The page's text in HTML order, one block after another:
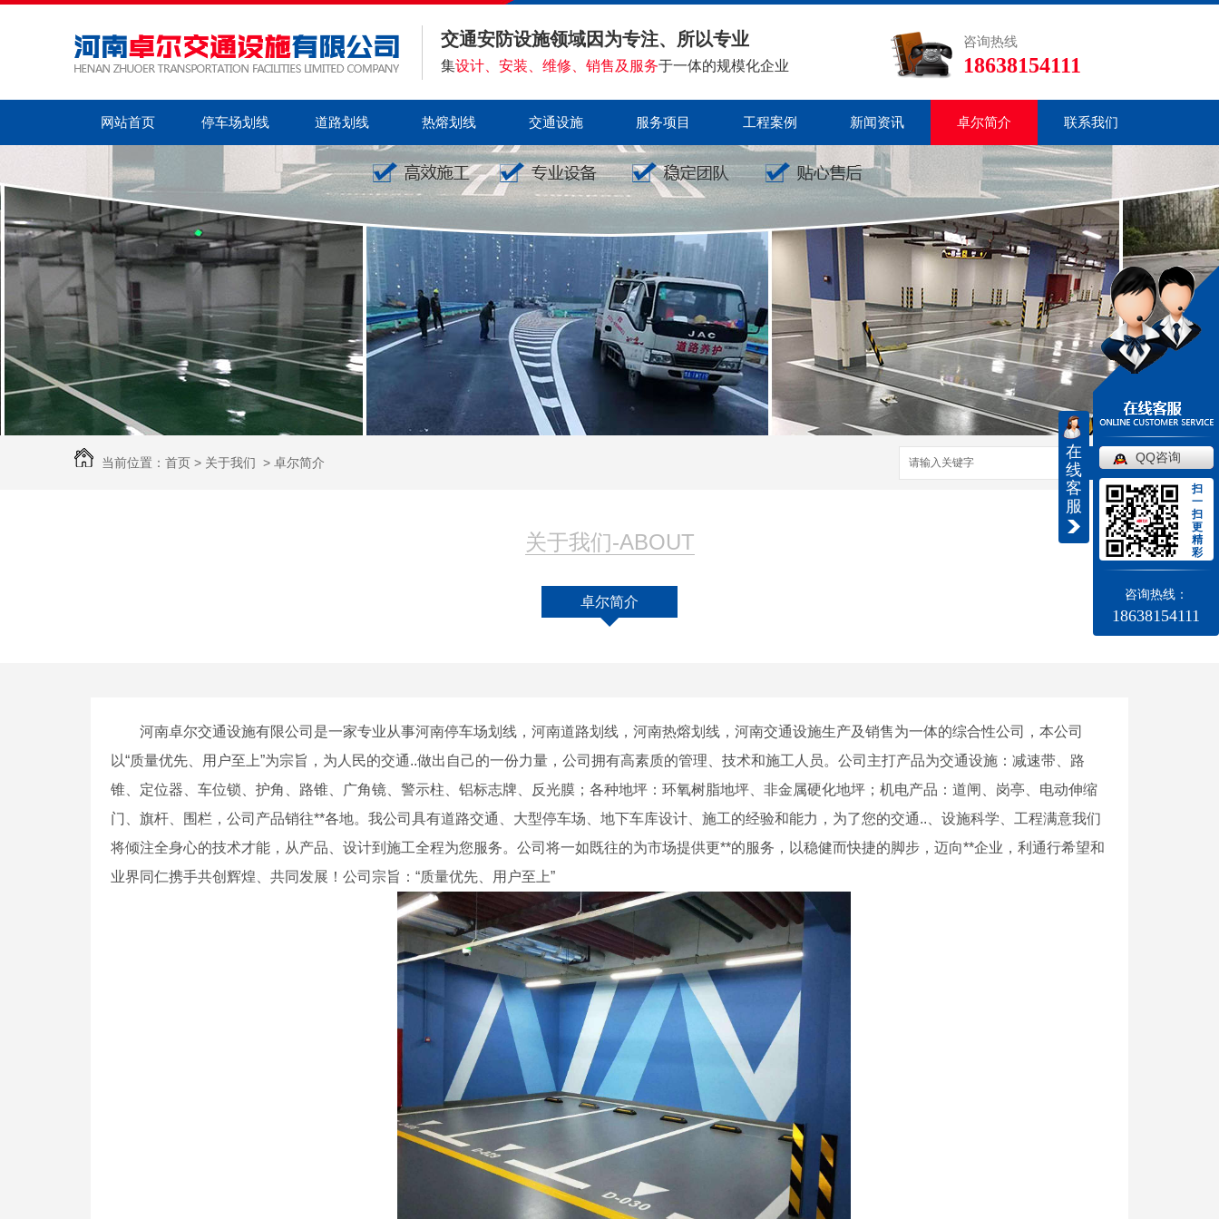
交通安防设施领域因为专注、所以专业
集设计、安装、维修、销售及服务于一体的规模化企业
咨询热线
18638154111
网站首页 停车场划线 道路划线 热熔划线 交通设施 服务项目 工程案例 新闻资讯 卓尔简介 联系我们
当前位置： 首页 > 关于我们 > 卓尔简介 搜索
关于我们-ABOUT
卓尔简介
河南卓尔交通设施有限公司是一家专业从事河南停车场划线，河南道路划线，河南热熔划线，河南交通设施生产及销售为一体的综合性公司，本公司
以“质量优先、用户至上”为宗旨，为人民的交通..做出自己的一份力量，公司拥有高素质的管理、技术和施工人员。公司主打产品为交通设施：减速带、路
锥、定位器、车位锁、护角、路锥、广角镜、警示柱、铝标志牌、反光膜；各种地坪：环氧树脂地坪、非金属硬化地坪；机电产品：道闸、岗亭、电动伸缩
门、旗杆、围栏，公司产品销往**各地。我公司具有道路交通、大型停车场、地下车库设计、施工的经验和能力，为了您的交通..、设施科学、工程满意我们
将倾注全身心的技术才能，从产品、设计到施工全程为您服务。公司将一如既往的为市场提供更**的服务，以稳健而快捷的脚步，迈向**企业，利通行希望和
业界同仁携手共创辉煌、共同发展！公司宗旨：“质量优先、用户至上”
在
线
客
服
QQ咨询
扫
一
扫
更
精
彩
咨询热线：
18638154111